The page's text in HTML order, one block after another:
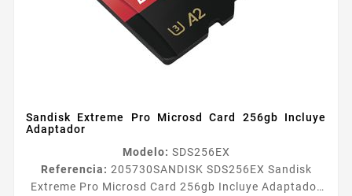
Sandisk Extreme Pro Microsd Card 256gb Incluye
Adaptador
Modelo: SDS256EX
Referencia: 205730SANDISK SDS256EX Sandisk
Extreme Pro Microsd Card 256gb Incluye Adaptador